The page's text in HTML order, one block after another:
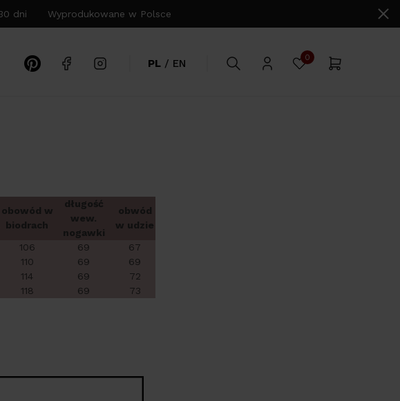
dni Wyprodukowane w Polsce
PL / EN 0
obowód w
biodrach
długość
wew.
nogawki
obwód
w udzie
106 69
67
110 69
69
114 69
72
118 69 73